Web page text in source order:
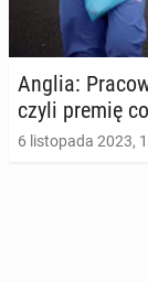
Anglia:
czy­li premię
6 listopada 2023,